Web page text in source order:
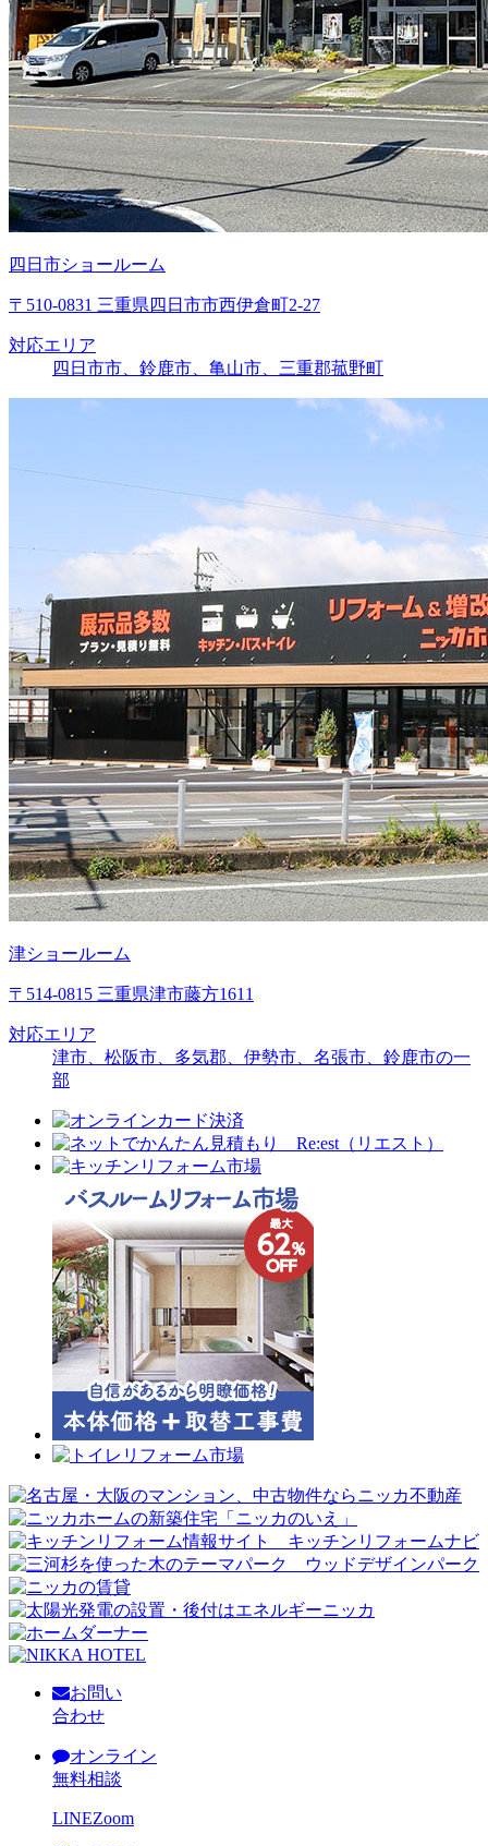
四日市ショールーム
〒510-0831 三重県四日市市西伊倉町2-27
対応エリア
四日市市、鈴鹿市、亀山市、三重郡菰野町
津ショールーム
〒514-0815 三重県津市藤方1611
対応エリア
津市、松阪市、多気郡、伊勢市、名張市、鈴鹿市の一
部
お問い
合わせ
オンライン
無料相談
LINEZoom